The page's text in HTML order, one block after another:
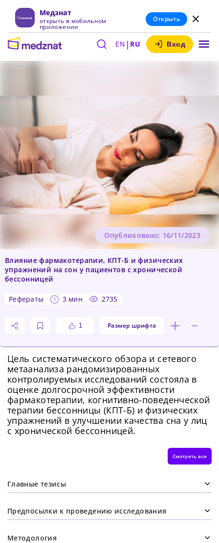
Медзнат
открыть в мобильном
приложении
Открыть
EN | RU Вход
Влияние фармакотерапии, КПТ-Б и физических
упражнений на сон у пациентов с хронической
бессонницей
рефераты 3 мин 2735
1 Размер шрифта
Опубликовано: 16/11/2023
Цель систематического обзора и сетевого
метаанализа рандомизированных
контролируемых исследований состояла в
оценке долгосрочной эффективности
фармакотерапии, когнитивно-поведенческой
терапии бессонницы (КПТ-Б) и физических
упражнений в улучшении качества сна у лиц
с хронической бессонницей.
Смотреть все
Главные тезисы
Предпосылки к проведению исследования
Методология